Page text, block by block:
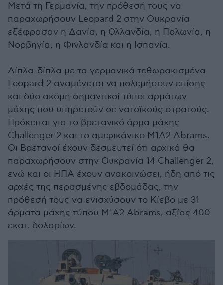
Μετά τη Γερμανία, την πρόθεσή τους να
παραχωρήσουν Leopard 2 στην Ουκρανία
εξέφρασαν η Δανία, η Ολλανδία, η Πολωνία, η
Νορβηγία, η Φινλανδία και η Ισπανία.
Δίπλα-δίπλα με τα γερμανικά τεθωρακισμένα
Leopard 2 αναμένεται να πολεμήσουν επίσης
και δύο ακόμη σημαντικοί τύποι αρμάτων
μάχης που υπηρετούν σε νατοϊκούς στρατούς.
Πρόκειται για το βρετανικό άρμα μάχης
Challenger 2 και το αμερικάνικο Μ1Α2 Abrams.
Οι Βρετανοί έχουν δεσμευτεί ότι αρχικά θα
παραχωρήσουν στην Ουκρανία 14 Challenger 2,
ενώ και οι ΗΠΑ έχουν ανακοινώσει, ήδη από τις
αρχές της περασμένης εβδομάδας, την
πρόθεσή τους να ενισχύσουν το Κίεβο με 31
άρματα μάχης τύπου Μ1Α2 Abrams, αξίας 400
εκατ. δολαρίων.